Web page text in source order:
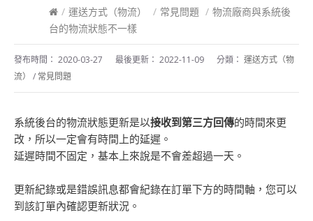
/ 運送方式（物流） / 常見問題 / 物流廠商與系統後
台的物流狀態不一樣
發布時間： 2020-03-27 最後更新： 2022-11-09 分類： 運送方式（物
流）
/ 常見問題
系統後台的物流狀態更新是以接收到第三方回傳的時間來更
改，所以一定會有時間上的延遲。
延遲時間不固定，基本上來說是不會差超過一天。
更新紀錄或是錯誤訊息都會紀錄在訂單下方的時間軸，您可以
到該訂單內確認更新狀況。